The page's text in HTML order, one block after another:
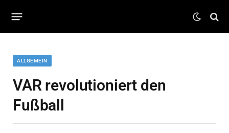
ALLGEMEIN
VAR revolutioniert den
Fußball